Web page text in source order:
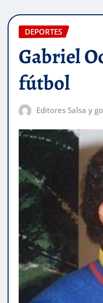
DEPORTES
Gabriel
fútbol
Editores Salsa y